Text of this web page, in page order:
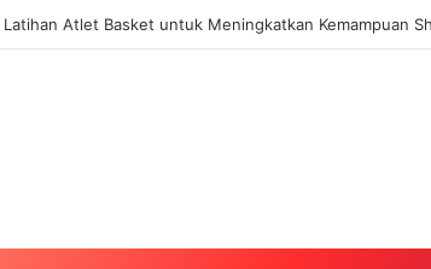
Latihan Atlet Basket untuk Meningkatkan Kemampuan